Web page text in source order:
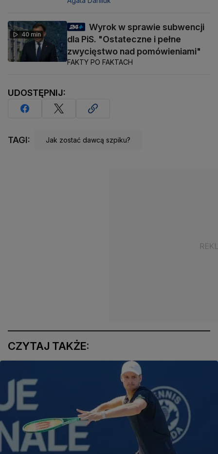
40 min
Wyrok w sprawie subwencji
dla PiS. "Ostateczne i pełne
zwycięstwo nad pomówieniami"
FAKTY PO FAKTACH
UDOSTĘPNIJ:
TAGI: Jak zostać dawcą szpiku?
CZYTAJ TAKŻE: